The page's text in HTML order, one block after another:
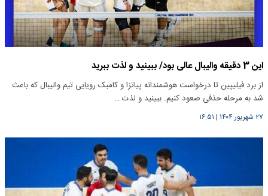
این 3 دقیقه والیبال عالی بود/ ببینید و لذت ببرید
از برد فیلیپین تا درخواست هوشمندانه پیاتزا و کامبک رویایی تیم والیبال که باعث
شد به مرحله حذفی صعود کنیم. ببینید و لذت …
۲۷ شهریور ۱۴۰۴ | ۱۶:۵۱